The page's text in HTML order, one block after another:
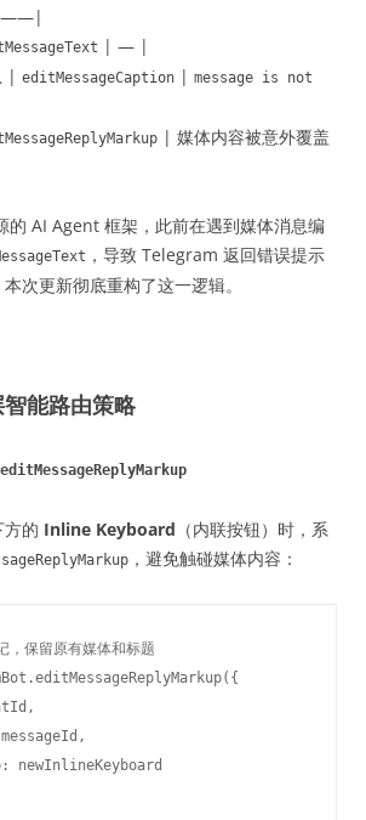
| — |
| editMessageCaption | message is not
| 媒体内容被意外覆盖
的 AI Agent 框架，此前在遇到媒体消息编
，导致 Telegram 返回错误提示
次更新彻底重构了这一逻辑。
能路由策略
editMessageReplyMarkup
的 Inline Keyboard （内联按钮）时，系
，避免触碰媒体内容：
保留原有媒体和标题
newInlineKeyboard